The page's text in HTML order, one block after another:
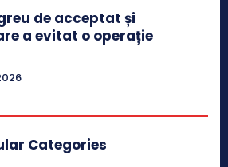
de acceptat și
a evitat o operație
Categories